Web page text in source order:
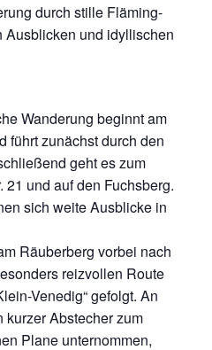
durch stille Fläming-
Ausblicken und idyllischen
Wanderung beginnt am
führt zunächst durch den
geht es zum
und auf den Fuchsberg.
sich weite Ausblicke in
Räuberberg vorbei nach
reizvollen Route
Venedig“ gefolgt. An
Abstecher zum
Plane unternommen,